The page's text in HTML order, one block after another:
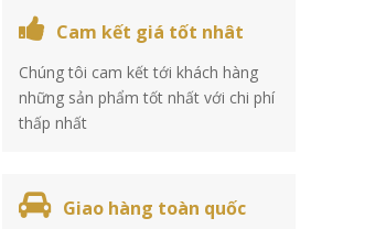
Cam kết giá tốt nhât
Chúng tôi cam kết tới khách hàng
những sản phẩm tốt nhất với chi phí
thấp nhất
Giao hàng toàn quốc